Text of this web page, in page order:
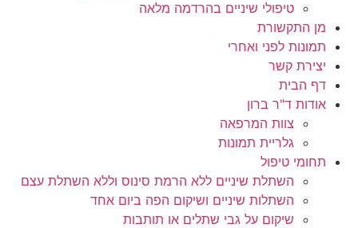
טיפולי שיניים בהרדמה מלאה
מן התקשורת
תמונות לפני ואחרי
יצירת קשר
דף הבית
אודות ד"ר ברון
צוות המרפאה
גלריית תמונות
תחומי טיפול
השתלת שיניים ללא הרמת סינוס וללא השתלת עצם
השתלות שיניים ושיקום הפה ביום אחד
שיקום על גבי שתלים או תותבות